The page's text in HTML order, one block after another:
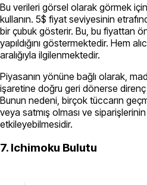
Bu verileri görsel olarak görmek
kullanın. 5$ fiyat seviyesinin
bir çubuk gösterir. Bu, bu fiyattan
yapıldığını göstermektedir. Hem
aralığıyla ilgilenmektedir.
Piyasanın yönüne bağlı olarak,
işaretine doğru geri dönerse
Bunun nedeni, birçok tüccarın
veya satmış olması ve
etkileyebilmesidir.
7. Ichimoku Bulutu